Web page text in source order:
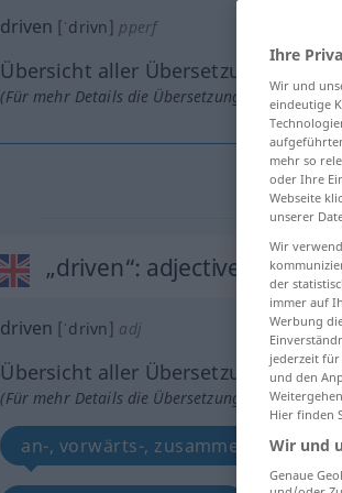
driven [ˈdrivn] pperf
Übersicht aller Übersetzungen
(Für mehr Details die Übersetzung anklicken/
„driven“: adjective
driven [ˈdrivn] adj
Übersicht aller Übersetzungen
(Für mehr Details die Übersetzung anklicken/
an-, vorwärts-, zusammengetrieben
Ihre
Wir und
eindeutige
mehr so
oder Ihre
Webseite
unserer
Wir
der
immer auf
Werbung
jederzeit
und den
Hier finden
Wir und
Genaue